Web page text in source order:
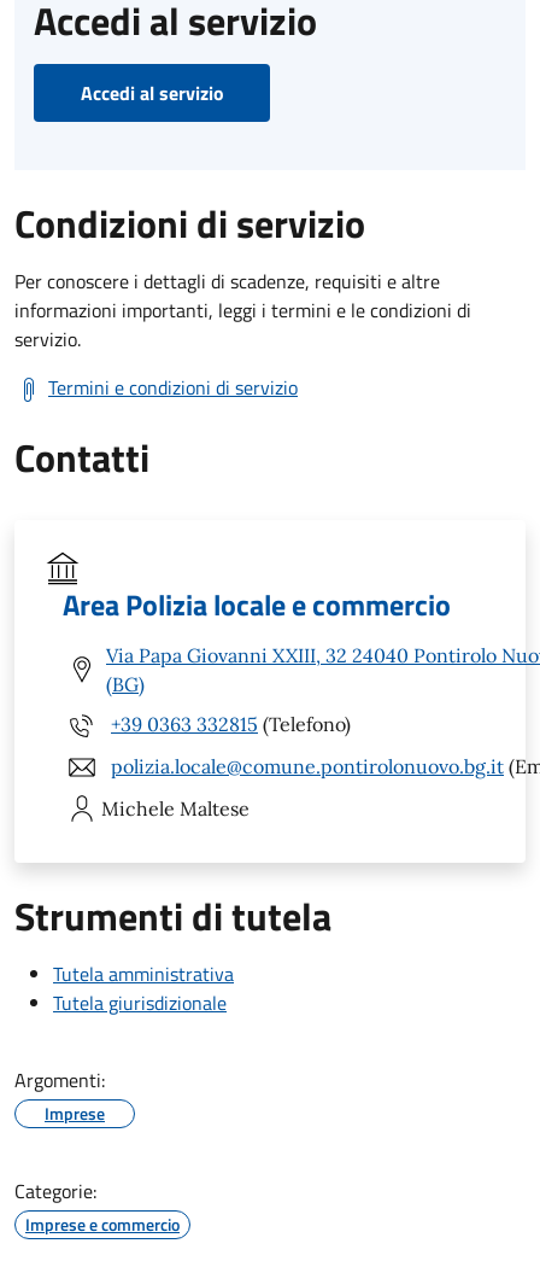
Accedi al servizio
Accedi al servizio
Condizioni di servizio
Per conoscere i dettagli di scadenze, requisiti e altre
informazioni importanti, leggi i termini e le condizioni di
servizio.
Termini e condizioni di servizio
Contatti
Area Polizia locale e commercio
Via Papa Giovanni XXIII, 32 24040 Pontirolo
(BG)
+39 0363 332815 (Telefono)
polizia.locale@comune.pontirolonuovo.bg.it
Michele Maltese
Strumenti di tutela
Tutela amministrativa
Tutela giurisdizionale
Argomenti:
Imprese
Categorie:
Imprese e commercio